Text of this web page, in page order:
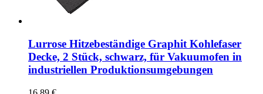
Lurrose Hitzebeständige Graphit Kohlefaser
Decke, 2 Stück, schwarz, für Vakuumofen in
industriellen Produktionsumgebungen